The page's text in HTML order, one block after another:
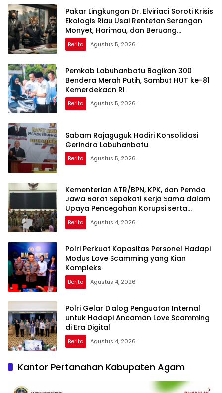
Pakar Lingkungan Dr. Elviriadi Soroti Krisis
Ekologis Riau Usai Rentetan Serangan
Monyet, Harimau, dan Beruang
Terhadap Warga
Berita Agustus 5, 2026
Pemkab Labuhanbatu Bagikan 300
Bendera Merah Putih, Sambut HUT ke-81
Kemerdekaan RI
Berita Agustus 5, 2026
Sabam Rajaguguk Hadiri Konsolidasi
Gerindra Labuhanbatu
Berita Agustus 5, 2026
Kementerian ATR/BPN, KPK, dan Pemda
Jawa Barat Sepakati Kerja Sama dalam
Upaya Pencegahan Korupsi serta
Penguatan Ekonomi Daerah
Berita Agustus 4, 2026
Polri Perkuat Kapasitas Personel Hadapi
Modus Love Scamming yang Kian
Kompleks
Berita Agustus 4, 2026
Polri Gelar Dialog Penguatan Internal
untuk Hadapi Ancaman Love Scamming
di Era Digital
Berita Agustus 4, 2026
Kantor Pertanahan Kabupaten Agam